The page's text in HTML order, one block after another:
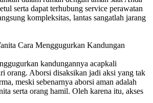
serta dapat terhubung service perawatan
kompleksitas, lantas sangatlah jarang
Cara Menggugurkan Kandungan
kandungannya acapkali
orang. Aborsi disaksikan jadi aksi yang tak
meski sebenarnya aborsi aman adalah
serta orang hamil. Oleh karena itu, akses